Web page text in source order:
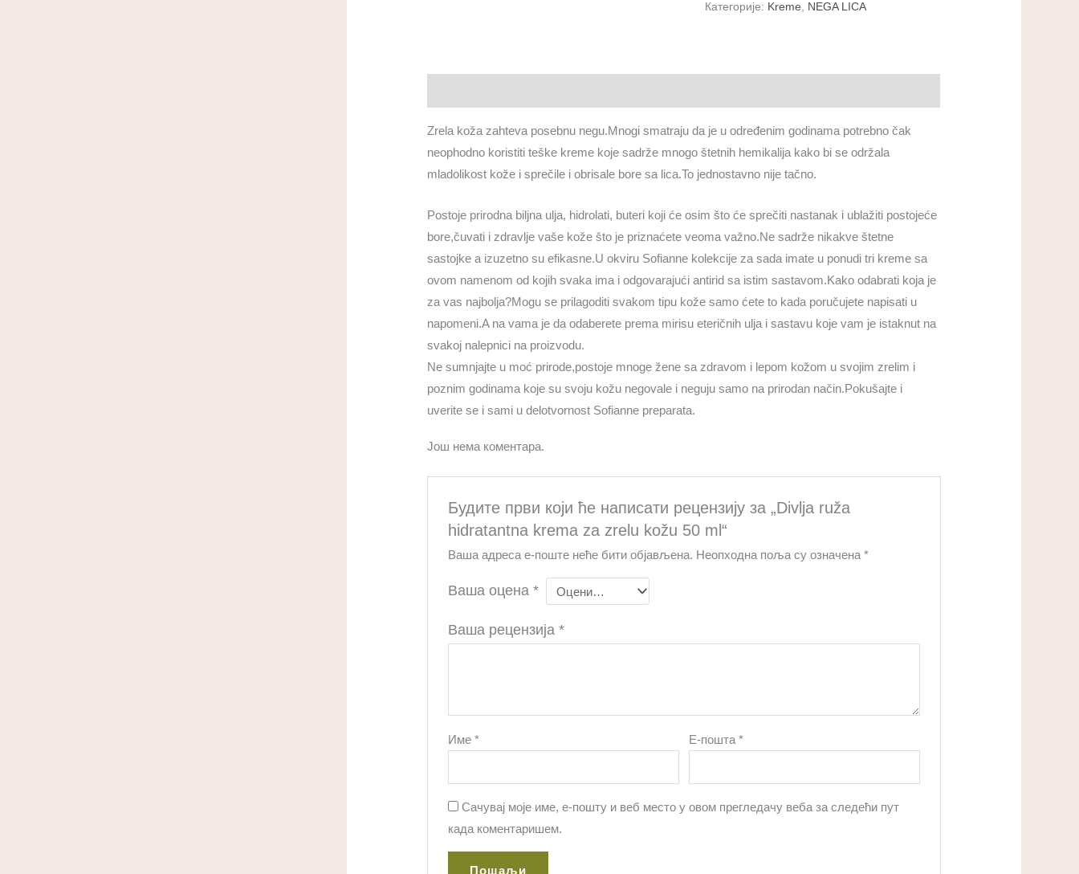
Категорије: Kreme, NEGA LICA
Zrela koža zahteva posebnu negu.Mnogi smatraju da je u određenim godinama potrebno čak
neophodno koristiti teške kreme koje sadrže mnogo štetnih hemikalija kako bi se održala
mladolikost kože i sprečile i obrisale bore sa lica.To jednostavno nije tačno.
Postoje prirodna biljna ulja, hidrolati, buteri koji će osim što će sprečiti nastanak i ublažiti postojeće
bore,čuvati i zdravlje vaše kože što je priznaćete veoma važno.Ne sadrže nikakve štetne
sastojke a izuzetno su efikasne.U okviru Sofianne kolekcije za sada imate u ponudi tri kreme sa
ovom namenom od kojih svaka ima i odgovarajući antirid sa istim sastavom.Kako odabrati koja je
za vas najbolja?Mogu se prilagoditi svakom tipu kože samo ćete to kada poručujete napisati u
napomeni.A na vama je da odaberete prema mirisu eteričnih ulja i sastavu koje vam je istaknut na
svakoj nalepnici na proizvodu.
Ne sumnjajte u moć prirode,postoje mnoge žene sa zdravom i lepom kožom u svojim zrelim i
poznim godinama koje su svoju kožu negovale i neguju samo na prirodan način.Pokušajte i
uverite se i sami u delotvornost Sofianne preparata.
Још нема коментара.
Будите први који ће написати рецензију за „Divlja ruža
hidratantna krema za zrelu kožu 50 ml“
Ваша адреса е-поште неће бити објављена. Неопходна поља су означена*
Ваша оцена*
Ваша рецензија*
Име* Е-пошта *
Сачувај моје име, е-пошту и веб место у овом прегледачу веба за следећи пут
када коментаришем.